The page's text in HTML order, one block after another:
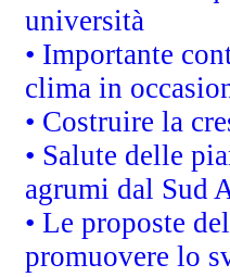
università
• Importante
clima in
• Costruire la
• Salute delle
agrumi dal Sud
• Le proposte
promuovere lo